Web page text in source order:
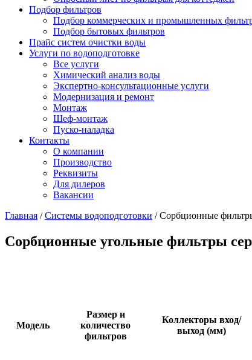
Подбор фильтров
Подбор коммерческих и промышленных
Подбор бытовых фильтров
Прайс систем очистки воды
Услуги по водоподготовке
Все услуги
Химический анализ воды
Экспертно-консультационные услуги
Модернизация и ремонт
Монтаж
Шеф-монтаж
Пуско-наладка
Контакты
О компании
Производство
Реквизиты
Для дилеров
Вакансии
Главная /Системы водоподготовки /Сорбционные
Сорбционные угольные фильтры
Модель
Размер и
количество
фильтров
Коллекторы вход/
выход (мм)